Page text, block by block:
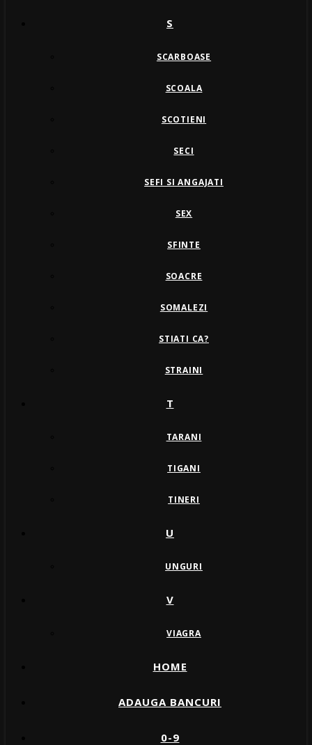
S
SCARBOASE
SCOALA
SCOTIENI
SECI
SEFI SI ANGAJATI
SEX
SFINTE
SOACRE
SOMALEZI
STIATI CA?
STRAINI
T
TARANI
TIGANI
TINERI
U
UNGURI
V
VIAGRA
HOME
ADAUGA BANCURI
0-9